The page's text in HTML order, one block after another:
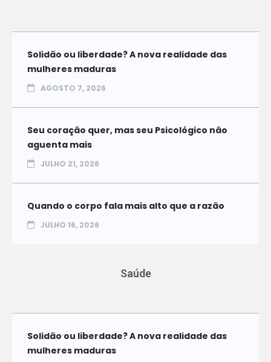
Solidão ou liberdade? A nova realidade das
mulheres maduras
AGOSTO 7, 2026
Seu coração quer, mas seu Psicológico não
aguenta mais
JULHO 21, 2026
Quando o corpo fala mais alto que a razão
JULHO 16, 2026
Saúde
Solidão ou liberdade? A nova realidade das
mulheres maduras